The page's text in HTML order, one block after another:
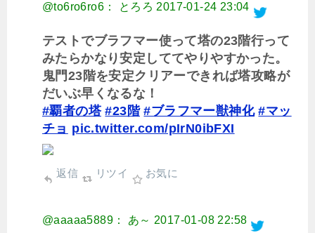
@to6ro6ro6： とろろ 2017-01-24 23:04
テストでブラフマー使って塔の23階行って
みたらかなり安定しててやりやすかった。
鬼門23階を安定クリアーできれば塔攻略が
だいぶ早くなるな！
#覇者の塔 #23階 #ブラフマー獣神化 #マッ
チョ pic.twitter.com/pIrN0ibFXI
返信 リツイ お気に
@aaaaa5889： あ～ 2017-01-08 22:58